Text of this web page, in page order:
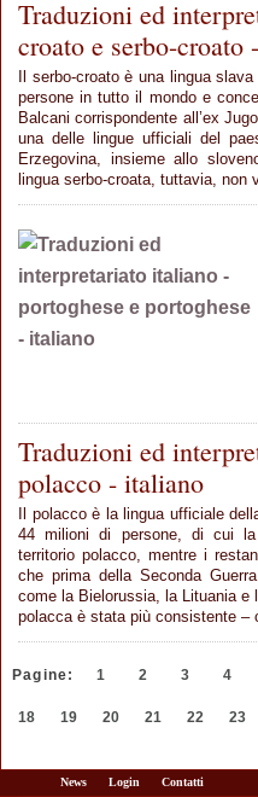
Traduzioni ed
croato e serbo-croato
Il serbo-croato è una lingua
persone in tutto il mondo e
Balcani corrispondente all’ex
una delle lingue ufficiali del
Erzegovina, insieme allo
lingua serbo-croata, tuttavia, non
Traduzioni ed
polacco - italiano
Il polacco è la lingua ufficiale
44 milioni di persone, di cui
territorio polacco, mentre i
che prima della Seconda
come la Bielorussia, la Lituania e
polacca è stata più consistente –
Pagine: 1 2 3 4
18 19 20 21 22 23
News Login Contatti